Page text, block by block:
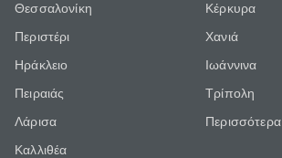
Θεσσαλονίκη
Περιστέρι
Ηράκλειο
Πειραιάς
Λάρισα
Καλλιθέα
Κέρκυρα
Χανιά
Ιωάννινα
Τρίπολη
Περισσότερα